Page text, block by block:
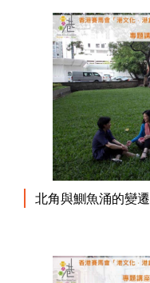
北角與鰂魚涌的變遷